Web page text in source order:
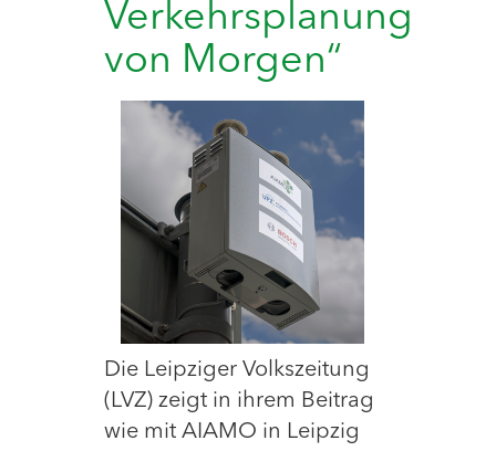
Verkehrsplanung
von Morgen“
Die Leipziger Volkszeitung
(LVZ) zeigt in ihrem Beitrag
wie mit AIAMO in Leipzig